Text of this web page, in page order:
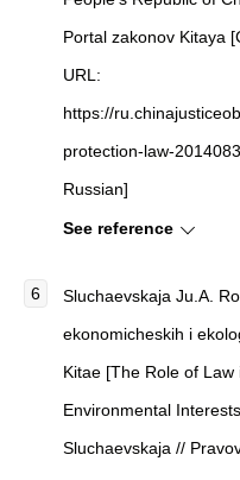
Portal zakonov Kitaya
URL:
https://
protection-law-
Russian]
See reference
Sluchaevskaja Ju.A.
ekonomicheskih i
Kitae [The Role of
Environmental
Sluchaevskaja //